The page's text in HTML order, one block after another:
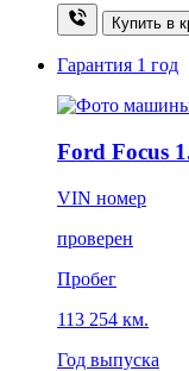
Купить в
Гарантия 1 год
Ford Focus
VIN номер
проверен
Пробег
113 254 км.
Год выпуска